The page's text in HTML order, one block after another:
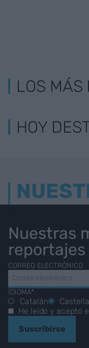
LOS MÁS
HOY
Nuestras
CORREO ELECTRÓNICO
IDIOMA*
Catalán
He leído y acepto
Suscribirse